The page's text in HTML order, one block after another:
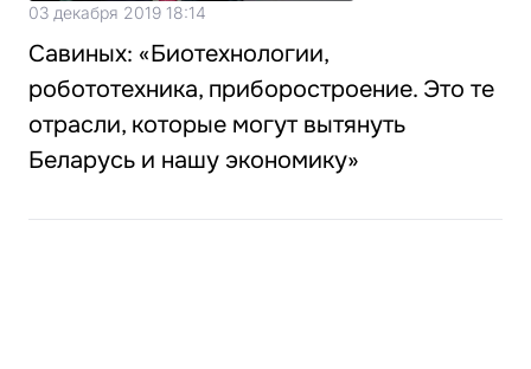
03 декабря 2019 18:14
Савиных: «Биотехнологии,
робототехника, приборостроение. Это те
отрасли, которые могут вытянуть
Беларусь и нашу экономику»